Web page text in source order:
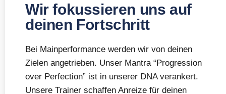
Wir fokussieren uns auf
deinen Fortschritt
Bei Mainperformance werden wir von deinen
Zielen angetrieben. Unser Mantra “Progression
over Perfection” ist in unserer DNA verankert.
Unsere Trainer schaffen Anreize für deinen